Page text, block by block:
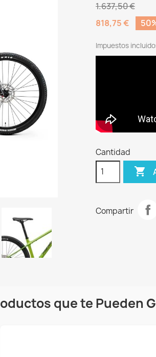
1.637,50 €
818,75 €
Impuestos
Cantidad

Compartir
que te Pueden